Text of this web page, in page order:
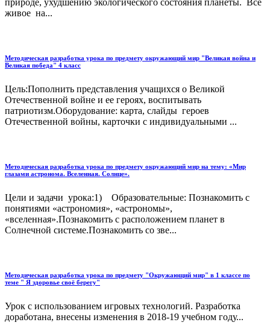
природе, ухудшению экологического состояния планеты. Все
живое на...
Методическая разработка урока по предмету окружающий мир "Великая война и
Великая победа" 4 класс
Цель:Пополнить представления учащихся о Великой
Отечествен­ной войне и ее героях, воспитывать
патриотизм.Оборудование: карта, слайды героев
Отечественной войны, карточки с индивидуальными ...
Методическая разработка урока по предмету окружающий мир на тему: «Мир
глазами астронома. Вселенная. Солнце».
Цели и задачи урока:1) Образовательные: Познакомить с
понятиями «астрономия», «астрономы»,
«вселенная».Познакомить с расположением планет в
Солнечной системе.Познакомить со зве...
Методическая разработка урока по предмету "Окружающий мир" в 1 классе по
теме " Я здоровье своё берегу"
Урок с использованием игровых технологий. Разработка
доработана, внесены изменения в 2018-19 учебном году...